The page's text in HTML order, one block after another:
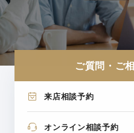
ご質問・ご
来店相談予約
オンライン相談予約